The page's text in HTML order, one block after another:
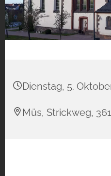
Dienstag, 5.
Müs, Strickweg,